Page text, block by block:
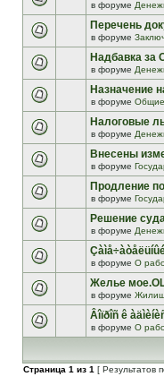
в форуме
Перечень
в форуме
Надбавка за
в форуме
Назначение
в форуме Общие
Налоговые
в форуме
Внесены
в форуме
Продление
в форуме
Решение
в форуме
в форуме О
Желье
в форуме
Âîïðîñ ê
в форуме О
Страница 1 из 1 [ Результатов